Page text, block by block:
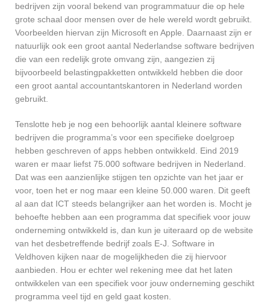
bedrijven zijn vooral bekend van programmatuur die op hele
grote schaal door mensen over de hele wereld wordt gebruikt.
Voorbeelden hiervan zijn Microsoft en Apple. Daarnaast zijn er
natuurlijk ook een groot aantal Nederlandse software bedrijven
die van een redelijk grote omvang zijn, aangezien zij
bijvoorbeeld belastingpakketten ontwikkeld hebben die door
een groot aantal accountantskantoren in Nederland worden
gebruikt.
Tenslotte heb je nog een behoorlijk aantal kleinere software
bedrijven die programma’s voor een specifieke doelgroep
hebben geschreven of apps hebben ontwikkeld. Eind 2019
waren er maar liefst 75.000 software bedrijven in Nederland.
Dat was een aanzienlijke stijgen ten opzichte van het jaar er
voor, toen het er nog maar een kleine 50.000 waren. Dit geeft
al aan dat ICT steeds belangrijker aan het worden is. Mocht je
behoefte hebben aan een programma dat specifiek voor jouw
onderneming ontwikkeld is, dan kun je uiteraard op de website
van het desbetreffende bedrijf zoals E-J. Software in
Veldhoven kijken naar de mogelijkheden die zij hiervoor
aanbieden. Hou er echter wel rekening mee dat het laten
ontwikkelen van een specifiek voor jouw onderneming geschikt
programma veel tijd en geld gaat kosten.